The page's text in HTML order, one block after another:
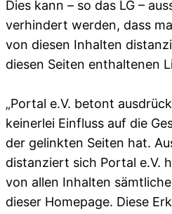
Dies kann – so das LG –
verhindert werden, dass
von diesen Inhalten
diesen Seiten enthaltenen
„Portal e.V. betont
keinerlei Einfluss auf die
der gelinkten Seiten hat.
distanziert sich Portal e.V.
von allen Inhalten
dieser Homepage. Diese